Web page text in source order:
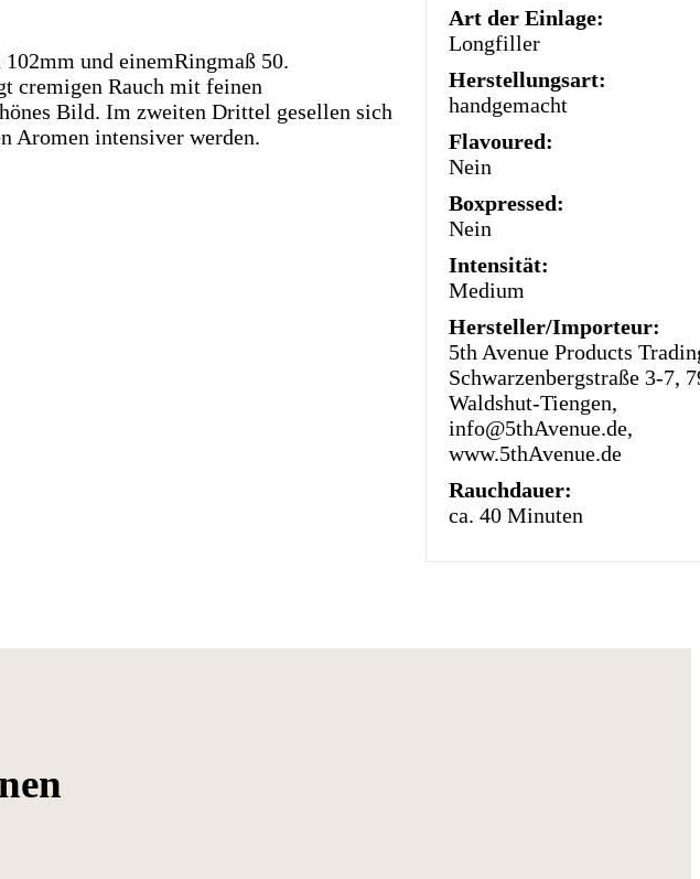
Art der Einlage:
Longfiller
Herstellungsart:
handgemacht
Flavoured:
Nein
Boxpressed:
Nein
Intensität:
Medium
Hersteller/Importeur:
5th Avenue Products
Schwarzenbergstraße 3-7,
Waldshut-Tiengen,
info@5thAvenue.de,
www.5thAvenue.de
Rauchdauer:
ca. 40 Minuten
und einemRingmaß 50.
cremigen Rauch mit feinen
Bild. Im zweiten Drittel gesellen sich
Aromen intensiver werden.